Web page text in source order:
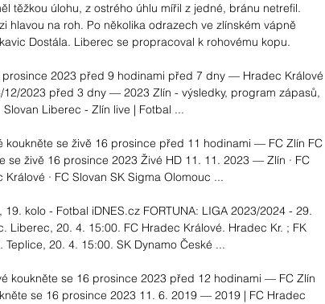
těžkou úlohu, z ostrého úhlu mířil z jedné, bránu netrefil.
hlavou na roh. Po několika odrazech ve zlínském vápně
Dostála. Liberec se propracoval k rohovému kopu.
2023 před 9 hodinami před 7 dny — Hradec Králové
12/2023 před 3 dny — 2023 Zlín - výsledky, program zápasů,
Slovan Liberec - Zlín live | Fotbal ...
koukněte se živě 16 prosince před 11 hodinami — FC Zlín FC
se živě 16 prosince 2023 Živé HD 11. 11. 2023 — Zlín · FC
Králové · FC Slovan SK Sigma Olomouc ...
kolo - Fotbal iDNES.cz FORTUNA: LIGA 2023/2024 - 29.
Liberec, 20. 4. 15:00. FC Hradec Králové. Hradec Kr. ; FK
Teplice, 20. 4. 15:00. SK Dynamo České ...
koukněte se 16 prosince 2023 před 12 hodinami — FC Zlín
se 16 prosince 2023 11. 6. 2019 — 2019 | FC Hradec